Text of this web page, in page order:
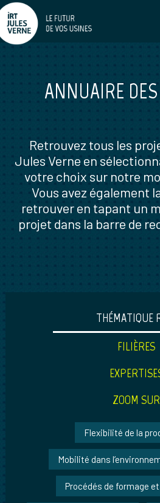
ANNUAIRE
Retrouvez tous les
Jules Verne en
votre choix sur notre
Vous avez également
retrouver en tapant un
projet dans la barre de
THÉMATIQUE
FILIÈRES
ZOOM SUR
Flexibilité de la
Mobilité dans
Procédés de formage